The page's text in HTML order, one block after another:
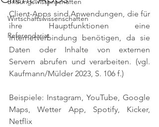
Wirtschaftswissenschaften
Referendariat
Client-Apps sind Anwendungen, die für
ihre Hauptfunktionen eine
Internetverbindung benötigen, da sie
Daten oder Inhalte von externen
Servern abrufen und verarbeiten. (vgl.
Kaufmann/Mülder 2023, S. 106 f.)
Beispiele: Instagram, YouTube, Google
Maps, Wetter App, Spotify, Kicker,
Netflix